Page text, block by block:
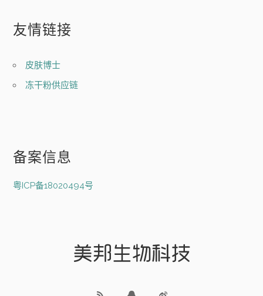
友情链接
皮肤博士
冻干粉供应链
备案信息
粤ICP备18020494号